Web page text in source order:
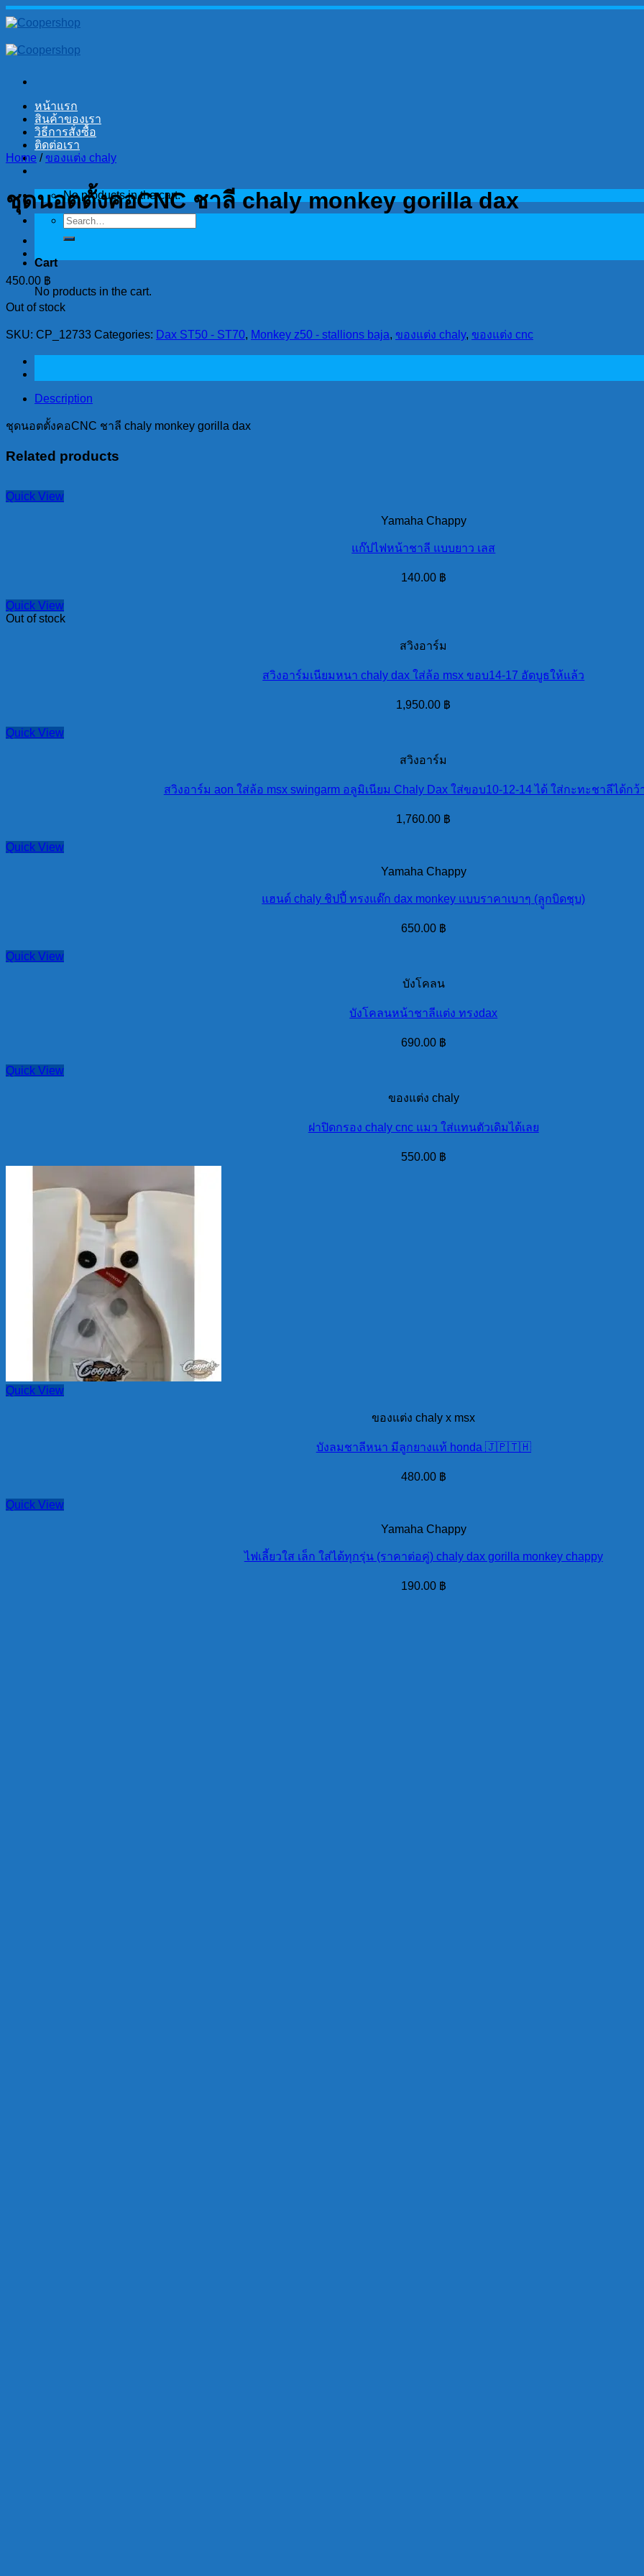
Skip
to
หน้าแรก
สินค้าของเรา
วิธีการสั่งซื้อ
ติดต่อเรา
No products in the cart.
Search
for:
Cart
No products in the cart.
Home / ของแต่ง chaly
ชุดนอตตั้งคอCNC ชาลี chaly monkey gorilla dax
450.00 ฿
Out of stock
SKU: CP_12733 Categories: Dax ST50 - ST70, Monkey z50 - stallions baja, ของแต่ง chaly, ของแต่ง cnc
Description
ชุดนอตตั้งคอCNC ชาลี chaly monkey gorilla dax
Related products
Quick View
Yamaha Chappy
แก๊ปไฟหน้าชาลี แบบยาว เลส
140.00 ฿
Quick View
Out of stock
สวิงอาร์ม
สวิงอาร์มเนียมหนา chaly dax ใส่ล้อ msx ขอบ14-17 อัดบูธให้แล้ว
1,950.00 ฿
Quick View
สวิงอาร์ม
สวิงอาร์ม aon ใส่ล้อ msx swingarm อลูมิเนียม Chaly Dax ใส่ขอบ10-12-14 ได้ ใส่กะทะชาลีได้กว้
1,760.00 ฿
Quick View
Yamaha Chappy
แฮนด์ chaly ชิปปี้ ทรงแด๊ก dax monkey แบบราคาเบาๆ (ลุูกบิดชุบ)
650.00 ฿
Quick View
บังโคลน
บังโคลนหน้าชาลีแต่ง ทรงdax
690.00 ฿
Quick View
ของแต่ง chaly
ฝาปิดกรอง chaly cnc แมว ใส่แทนตัวเดิมได้เลย
550.00 ฿
Quick View
ของแต่ง chaly x msx
บังลมชาลีหนา มีลูกยางแท้ honda 🇯🇵🇹🇭
480.00 ฿
Quick View
Yamaha Chappy
ไฟเลี้ยวใส เล็ก ใส่ได้ทุกรุ่น (ราคาต่อคู่) chaly dax gorilla monkey chappy
190.00 ฿